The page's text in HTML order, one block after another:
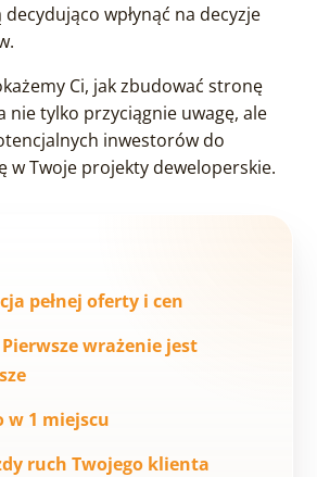
wpłynąć na decyzje
Ci, jak zbudować stronę
tylko przyciągnie uwagę, ale
inwestorów do
w Twoje projekty deweloperskie.
pełnej oferty i cen
wrażenie jest
w 1 miejscu
ruch Twojego klienta